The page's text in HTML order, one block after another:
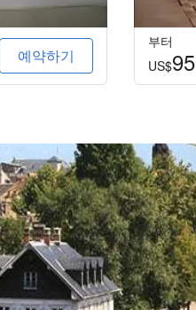
예약하기
부터
US$95